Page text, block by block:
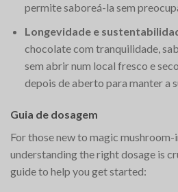
permite saboreá-la sem
Longevidade e
chocolate com tranquilidade,
sem abrir num local fresco e
depois de aberto para manter a
Guia de dosagem
For those new to magic mushroom-
understanding the right dosage is
guide to help you get started: